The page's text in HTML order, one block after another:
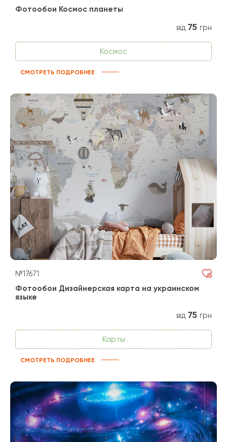
Фотообои Космос планеты
від 75 грн
Космос
СМОТРЕТЬ ПОДРОБНЕЕ
№17671
Фотообои Дизайнерская карта на украинском
языке
від 75 грн
Карты
СМОТРЕТЬ ПОДРОБНЕЕ